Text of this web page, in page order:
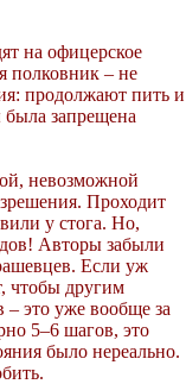
на офицерское
полковник – не
продолжают пить и
была запрещена
невозможной
Проходит
у стога. Но,
Авторы забыли
Если уж
чтобы другим
– это уже вообще за
5–6 шагов, это
было нереально.